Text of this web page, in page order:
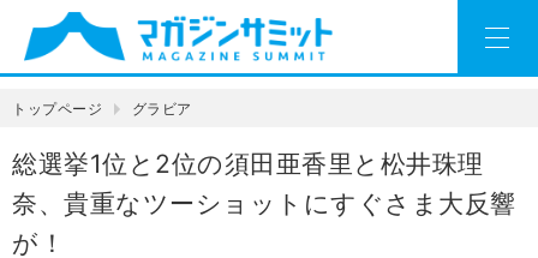
トップページ グラビア
総選挙1位と2位の須田亜香里と松井珠理
奈、貴重なツーショットにすぐさま大反響
が！